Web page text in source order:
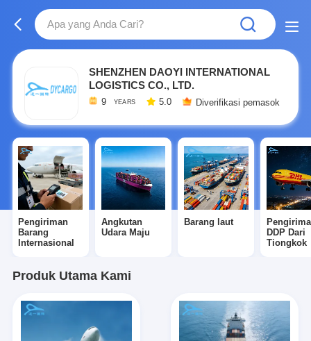
SHENZHEN DAOYI INTERNATIONAL
LOGISTICS CO., LTD.
9 YEARS 5.0 Diverifikasi pemasok
Pengiriman
Barang
Internasional
Angkutan
Udara Maju
Barang laut
DDP Dari
Tiongkok
Produk Utama Kami